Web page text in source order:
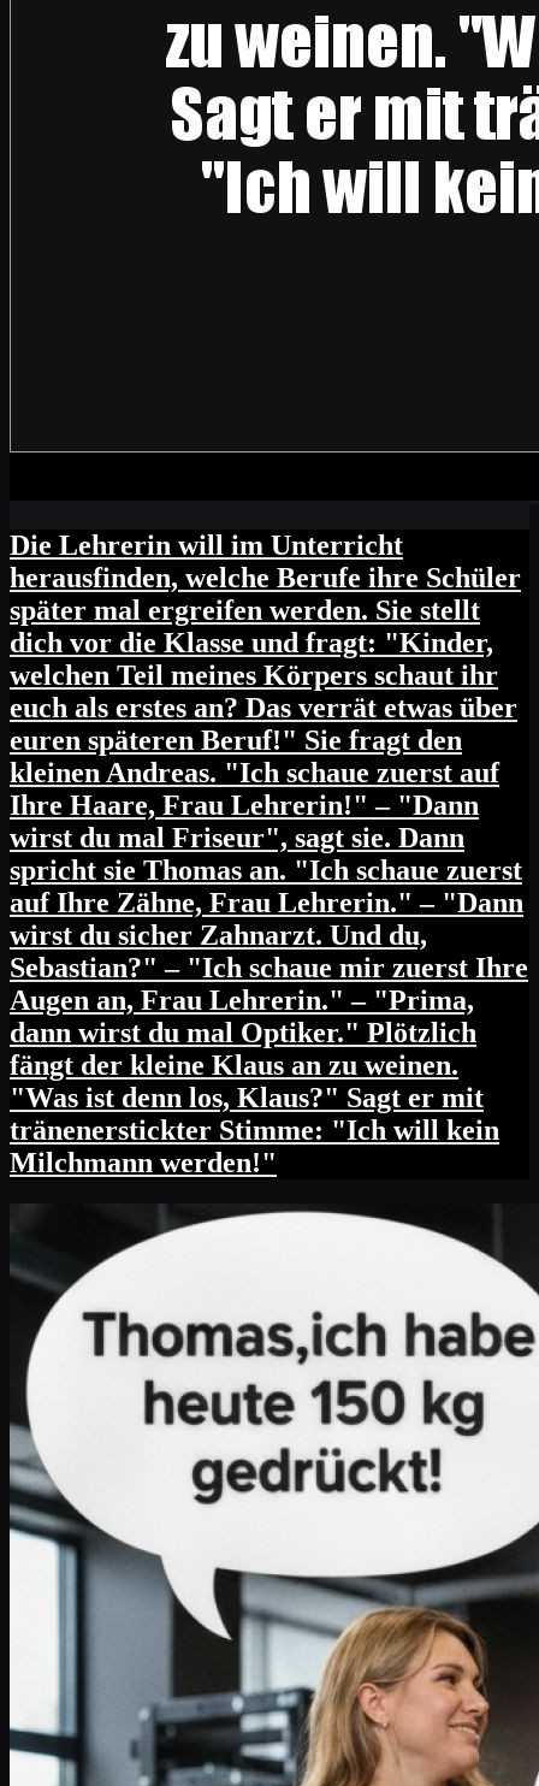
Die Lehrerin will im Unterricht
herausfinden, welche Berufe ihre Schüler
später mal ergreifen werden. Sie stellt
dich vor die Klasse und fragt: "Kinder,
welchen Teil meines Körpers schaut ihr
euch als erstes an? Das verrät etwas über
euren späteren Beruf!" Sie fragt den
kleinen Andreas. "Ich schaue zuerst auf
Ihre Haare, Frau Lehrerin!" – "Dann
wirst du mal Friseur", sagt sie. Dann
spricht sie Thomas an. "Ich schaue zuerst
auf Ihre Zähne, Frau Lehrerin." – "Dann
wirst du sicher Zahnarzt. Und du,
Sebastian?" – "Ich schaue mir zuerst Ihre
Augen an, Frau Lehrerin." – "Prima,
dann wirst du mal Optiker." Plötzlich
fängt der kleine Klaus an zu weinen.
"Was ist denn los, Klaus?" Sagt er mit
tränenerstickter Stimme: "Ich will kein
Milchmann werden!"